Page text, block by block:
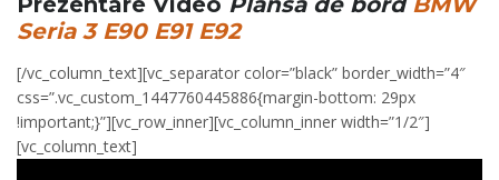
Seria 3 E90 E91 E92
[/vc_column_text][vc_separator color=”black” border_width=”4″
css=”.vc_custom_1447760445886{margin-bottom: 29px
!important;}”][vc_row_inner][vc_column_inner width=”1/2″]
[vc_column_text]